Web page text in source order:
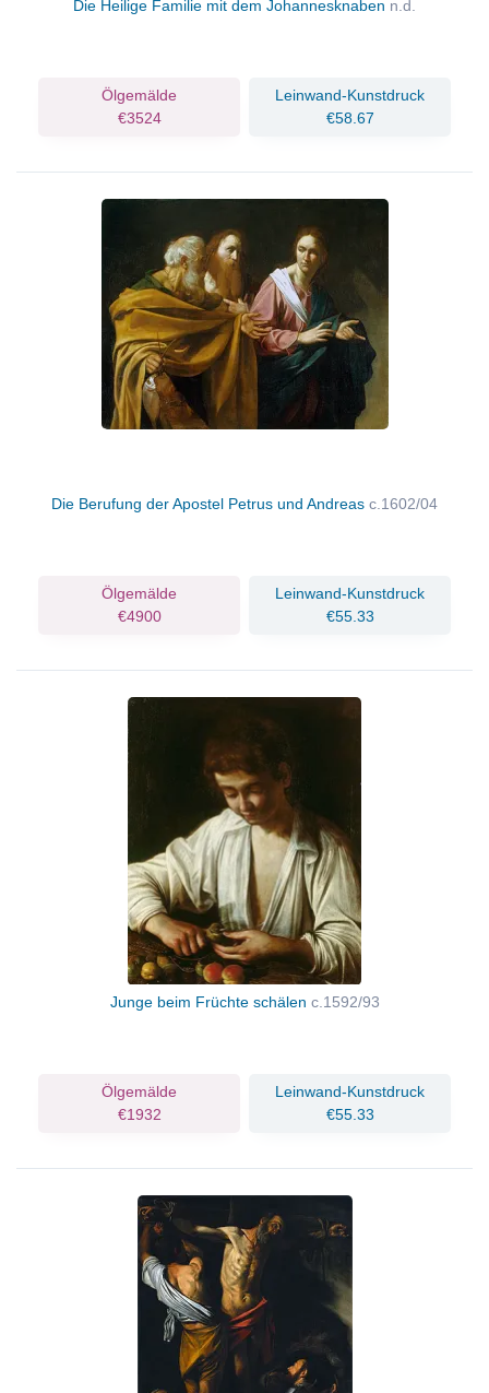
Die Heilige Familie mit dem Johannesknaben n.d.
Ölgemälde
€3524
Leinwand-Kunstdruck
€58.67
Die Berufung der Apostel Petrus und Andreas c.1602/04
Ölgemälde
€4900
Leinwand-Kunstdruck
€55.33
Junge beim Früchte schälen c.1592/93
Ölgemälde
€1932
Leinwand-Kunstdruck
€55.33